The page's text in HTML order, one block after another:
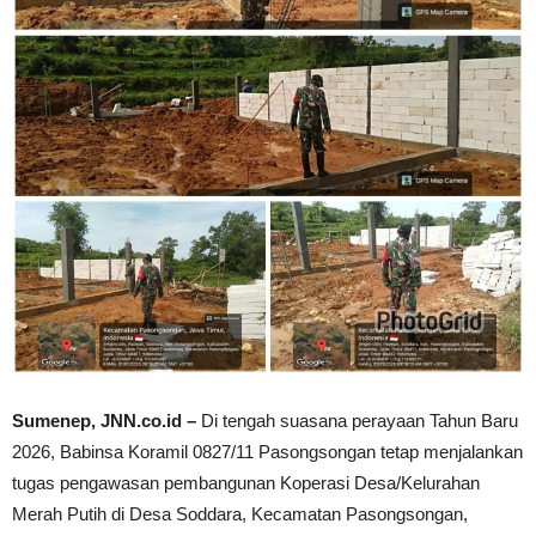
Sumenep, JNN.co.id – Di tengah suasana perayaan Tahun Baru
2026, Babinsa Koramil 0827/11 Pasongsongan tetap menjalankan
tugas pengawasan pembangunan Koperasi Desa/Kelurahan
Merah Putih di Desa Soddara, Kecamatan Pasongsongan,